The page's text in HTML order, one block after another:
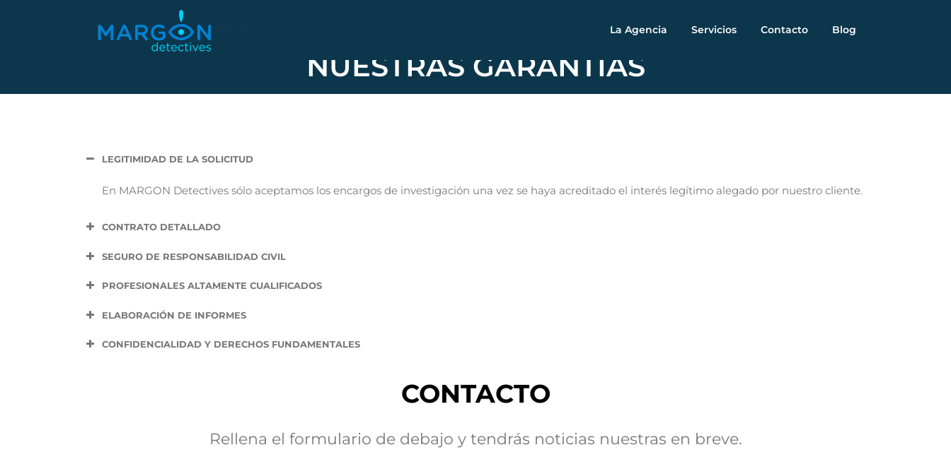
La Agencia Servicios Contacto Blog
NUESTRAS GARANTÍAS
LEGITIMIDAD DE LA SOLICITUD
En MARGON Detectives sólo aceptamos los encargos de investigación una vez se haya acreditado el interés legítimo alegado por nuestro cliente.
CONTRATO DETALLADO
SEGURO DE RESPONSABILIDAD CIVIL
PROFESIONALES ALTAMENTE CUALIFICADOS
ELABORACIÓN DE INFORMES
CONFIDENCIALIDAD Y DERECHOS FUNDAMENTALES
CONTACTO
Rellena el formulario de debajo y tendrás noticias nuestras en breve.